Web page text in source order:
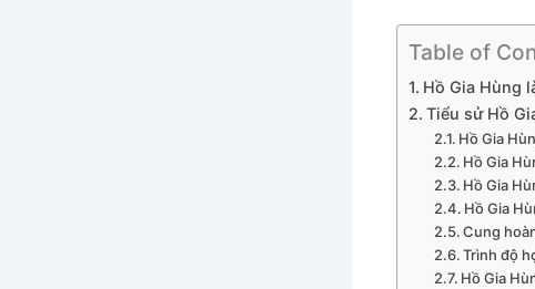
Table of
Hồ Gia Hùng
Tiểu sử Hồ
Hồ Gia
Hồ Gia
Hồ Gia
Hồ Gia
Cung
Trình độ
Hồ Gia